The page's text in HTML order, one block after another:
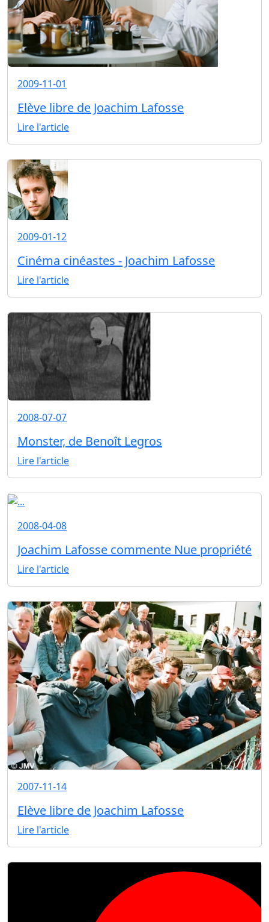
2009-11-01
Elève libre de Joachim Lafosse
Lire l'article
2009-01-12
Cinéma cinéastes - Joachim Lafosse
Lire l'article
2008-07-07
Monster, de Benoît Legros
Lire l'article
2008-04-08
Joachim Lafosse commente Nue propriété
Lire l'article
2007-11-14
Elève libre de Joachim Lafosse
Lire l'article